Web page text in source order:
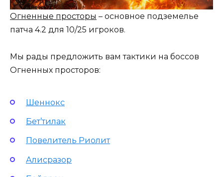
Огненные просторы – основное подземелье
патча 4.2 для 10/25 игроков.
Мы рады предложить вам тактики на боссов
Огненных просторов:
Шеннокс
Бет’тилак
Повелитель Риолит
Алисразор